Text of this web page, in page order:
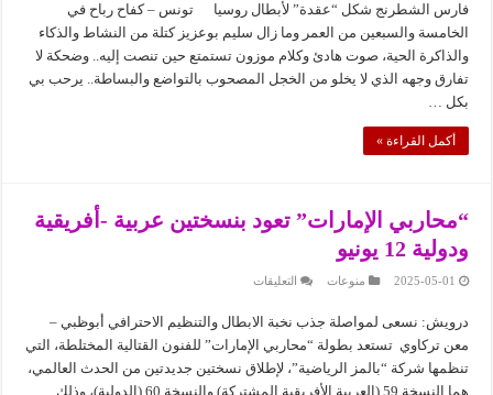
لقب
عربي
وأفريقي
كأستاذ
دولي،
سليم
فارس الشطرنج شكل “عقدة” لأبطال روسيا تونس – كفاح رباح في
الخامسة والسبعين من العمر وما زال سليم بوعزيز كتلة من النشاط والذكاء
والذاكرة الحية، صوت هادئ وكلام موزون تستمتع حين تنصت إليه.. وضحكة لا
تفارق وجهه الذي لا يخلو من الخجل المصحوب بالتواضع والبساطة.. يرحب بي
بكل …
أكمل القراءة »
“محاربي الإمارات” تعود بنسختين عربية -أفريقية
ودولية 12 يونيو
2025-05-01 منوعات التعليقات
تعود
بنسختين
عربية
-أفريقية
ودولية
درويش: نسعى لمواصلة جذب نخبة الابطال والتنظيم الاحترافي أبوظبي –
معن تركاوي تستعد بطولة “محاربي الإمارات” للفنون القتالية المختلطة، التي
تنظمها شركة “بالمز الرياضية”، لإطلاق نسختين جديدتين من الحدث العالمي،
هما النسخة 59 (العربية الأفريقية المشتركة) والنسخة 60 (الدولية)، وذلك